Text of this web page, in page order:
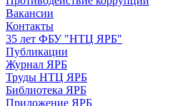
Вакансии
Контакты
35 лет ФБУ "НТЦ ЯРБ"
Публикации
Журнал ЯРБ
Труды НТЦ ЯРБ
Библиотека ЯРБ
Приложение ЯРБ